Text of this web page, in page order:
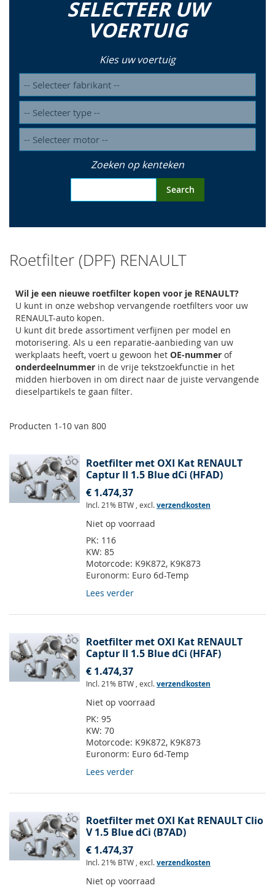
SELECTEER UW
VOERTUIG
Kies uw voertuig
Zoeken op kenteken
Search
Roetfilter (DPF) RENAULT
Wil je een nieuwe roetfilter kopen voor je RENAULT?
U kunt in onze webshop vervangende roetfilters voor uw
RENAULT-auto kopen.
U kunt dit brede assortiment verfijnen per model en
motorisering. Als u een reparatie-aanbieding van uw
werkplaats heeft, voert u gewoon het OE-nummer of
onderdeelnummer in de vrije tekstzoekfunctie in het
midden hierboven in om direct naar de juiste vervangende
dieselpartikels te gaan filter.
Producten 1-10 van 800
Roetfilter met OXI Kat RENAULT
Captur II 1.5 Blue dCi (HFAD)
€ 1.474,37
Incl. 21% BTW , excl.verzendkosten
Niet op voorraad
PK: 116
KW: 85
Motorcode: K9K872, K9K873
Euronorm: Euro 6d-Temp
Lees verder
Roetfilter met OXI Kat RENAULT
Captur II 1.5 Blue dCi (HFAF)
€ 1.474,37
Incl. 21% BTW , excl.verzendkosten
Niet op voorraad
PK: 95
KW: 70
Motorcode: K9K872, K9K873
Euronorm: Euro 6d-Temp
Lees verder
Roetfilter met OXI Kat RENAULT Clio
V 1.5 Blue dCi (B7AD)
€ 1.474,37
Incl. 21% BTW , excl.verzendkosten
Niet op voorraad